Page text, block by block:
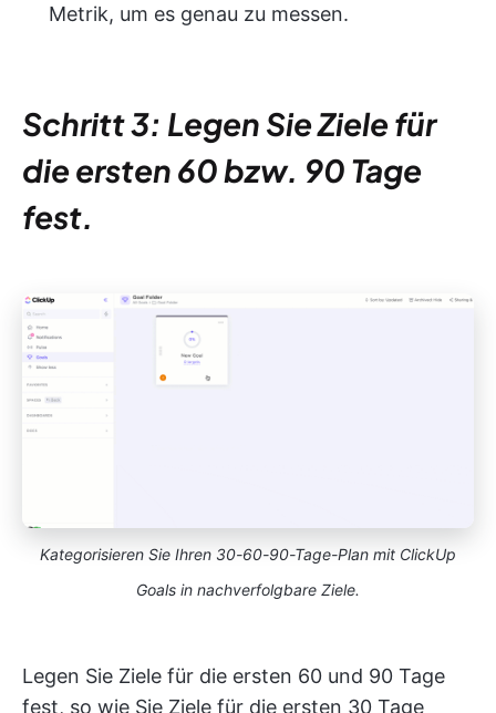
Metrik, um es genau zu messen.
Schritt 3: Legen Sie Ziele für
die ersten 60 bzw. 90 Tage
fest.
Kategorisieren Sie Ihren 30-60-90-Tage-Plan mit ClickUp
Goals in nachverfolgbare Ziele.
Legen Sie Ziele für die ersten 60 und 90 Tage
fest, so wie Sie Ziele für die ersten 30 Tage